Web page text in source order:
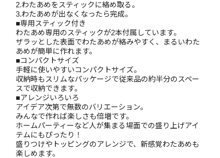
2.わたあめをスティックに絡め取る。
3.わたあめが出なくなったら完成。
■専用スティック付き
わたあめ専用のスティックが2本付属しています。
ザラッとした表面でわたあめが絡みやすく、まるいわた
あめが簡単に作れます。
■コンパクトサイズ
手軽に使いやすいコンパクトサイズ。
収納時もスリムなパッケージで従来品の約半分のスペー
スで収納できます。
■アレンジいろいろ
アイデア次第で無数のバリエーション。
みんなで作れば楽しさも倍増です。
ホームパーティーなど人が集まる場面での盛り上げアイ
テムにもぴったり！
盛りつけやトッピングのアレンジで、新感覚わたあめも
楽しめます。